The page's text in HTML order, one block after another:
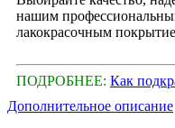
нашим
лакокрасочным
ПОДРОБНЕЕ: Как
Дополнительное описание